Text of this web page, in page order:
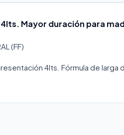
Mayor duración para
(FF)
4lts. Fórmula de larga